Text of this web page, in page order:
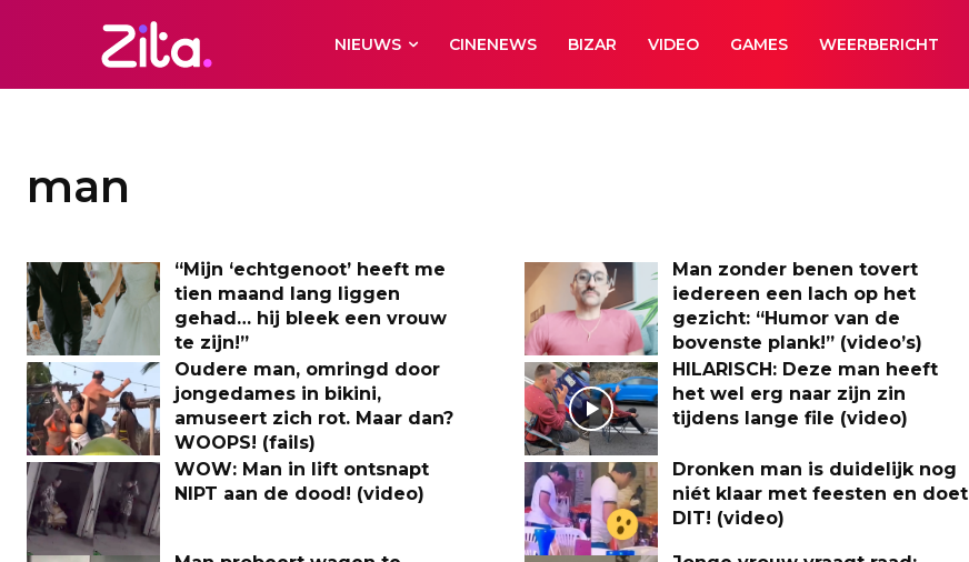
NIEUWS CINENEWS BIZAR VIDEO GAMES WEERBERICHT
man
“Mijn ‘echtgenoot’ heeft me
tien maand lang liggen
gehad… hij bleek een vrouw
te zijn!”
Man zonder benen tovert
iedereen een lach op het
gezicht: “Humor van de
bovenste plank!” (video’s)
Oudere man, omringd door
jongedames in bikini,
amuseert zich rot. Maar dan?
WOOPS! (fails)
HILARISCH: Deze man heeft
het wel erg naar zijn zin
tijdens lange file (video)
WOW: Man in lift ontsnapt
NIPT aan de dood! (video)
Dronken man is duidelijk nog
niét klaar met feesten en doet
DIT! (video)